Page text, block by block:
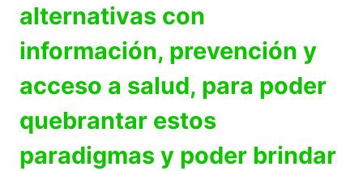
alternativas con
información, prevención y
acceso a salud, para poder
quebrantar estos
paradigmas y poder brindar